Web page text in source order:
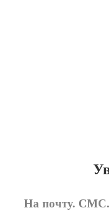
На почту. СМС.